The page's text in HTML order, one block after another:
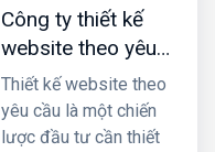
thiết kế website uy tín
và chất lượng.
Công ty thiết kế
website theo yêu
cầu uy tín, chuyên
nghiệp
Thiết kế website theo
yêu cầu là một chiến
lược đầu tư cần thiết